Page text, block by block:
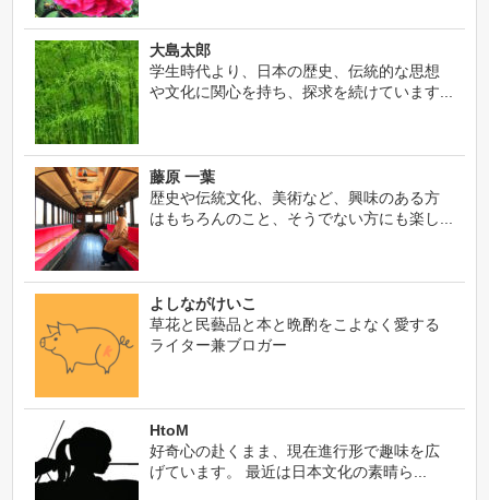
大島太郎
学生時代より、日本の歴史、伝統的な思想
や文化に関心を持ち、探求を続けています...
藤原 一葉
歴史や伝統文化、美術など、興味のある方
はもちろんのこと、そうでない方にも楽し...
よしながけいこ
草花と民藝品と本と晩酌をこよなく愛する
ライター兼ブロガー
HtoM
好奇心の赴くまま、現在進行形で趣味を広
げています。 最近は日本文化の素晴ら...